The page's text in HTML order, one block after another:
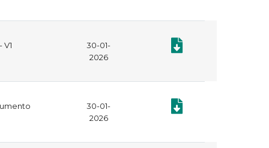
30-01-
2026
Documento: Estrategia
30-01-
2026
Documento: Estrategia